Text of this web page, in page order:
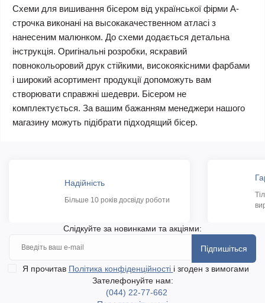
Схеми для вишивання бісером від української фірми А-
строчка виконані на высокакачественном атласі з
нанесеним малюнком. До схеми додається детальна
інструкція. Оригінальні розробки, яскравий
повнокольоровий друк стійкими, високоякісними фарбами
і широкий асортимент продукції допоможуть вам
створювати справжні шедеври. Бісером не
комплектується. За вашим бажанням менеджери нашого
магазину можуть підібрати підходящий бісер.
Надійність
Більше 10 років досвіду роботи
Слідкуйте за новинками та акціями:
Підпишіться
Я прочитав Політика конфіденційності і згоден з вимогами
Зателефонуйте нам:
(044) 22-77-662